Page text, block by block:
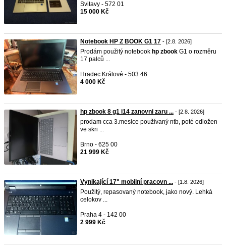
Svitavy - 572 01
15 000 Kč
Notebook HP Z BOOK G1 17 - [2.8. 2026]
Prodám použitý notebook hp zbook G1 o rozměru
17 palců ...
Hradec Králové - 503 46
4 000 Kč
hp zbook 8 g1 i14 zanovni zaru ... - [2.8. 2026]
prodam cca 3.mesice používaný ntb, poté odložen
ve skri ...
Brno - 625 00
21 999 Kč
Vynikající 17" mobilní pracovn ... - [1.8. 2026]
Použitý, repasovaný notebook, jako nový. Lehká
celokov ...
Praha 4 - 142 00
2 999 Kč